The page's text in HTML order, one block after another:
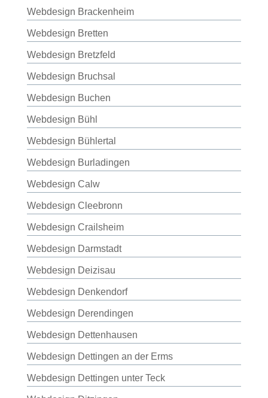
Webdesign Brackenheim
Webdesign Bretten
Webdesign Bretzfeld
Webdesign Bruchsal
Webdesign Buchen
Webdesign Bühl
Webdesign Bühlertal
Webdesign Burladingen
Webdesign Calw
Webdesign Cleebronn
Webdesign Crailsheim
Webdesign Darmstadt
Webdesign Deizisau
Webdesign Denkendorf
Webdesign Derendingen
Webdesign Dettenhausen
Webdesign Dettingen an der Erms
Webdesign Dettingen unter Teck